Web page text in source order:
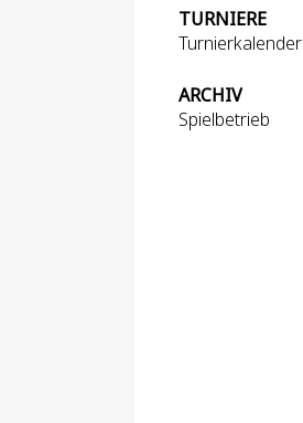
TURNIERE
Turnierkalender
ARCHIV
Spielbetrieb